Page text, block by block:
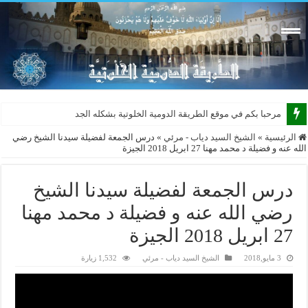
مرحبا بكم في موقع الطريقة الدومية الخلوتية بشكله الجديد 2015
الرئيسية » الشيخ السيد دياب - مرئي » درس الجمعة لفضيلة سيدنا الشيخ رضي
الله عنه و فضيلة د محمد مهنا 27 ابريل 2018 الجيزة
درس الجمعة لفضيلة سيدنا الشيخ
رضي الله عنه و فضيلة د محمد مهنا
27 ابريل 2018 الجيزة
3 مايو,2018 الشيخ السيد دياب - مرئي 1,532 زيارة